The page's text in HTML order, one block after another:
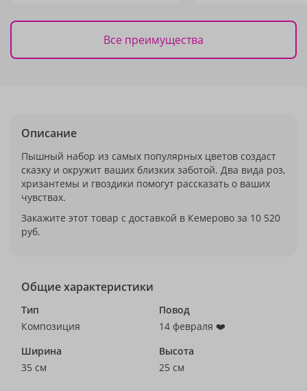
Все преимущества
Описание
Пышный набор из самых популярных цветов создаст
сказку и окружит ваших близких заботой. Два вида роз,
хризантемы и гвоздики помогут рассказать о ваших
чувствах.
Закажите этот товар с доставкой в Кемерово за 10 520
руб.
Общие характеристики
Тип
Композиция
Повод
14 февраля ❤️
Ширина
35 см
Высота
25 см